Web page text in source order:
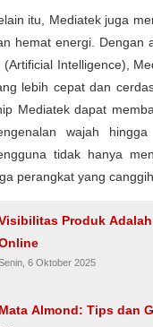
itu, Mediatek juga
hemat energi. Dengan
(Artificial Intelligence),
lebih cepat dan
Mediatek dapat
wajah
tidak hanya
perangkat yang
Produk
6 Oktober 2025
Mata Almond: Tips dan